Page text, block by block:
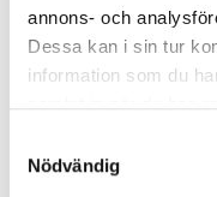
annons- och
Dessa kan i sin tur
information som du
Nödvändig